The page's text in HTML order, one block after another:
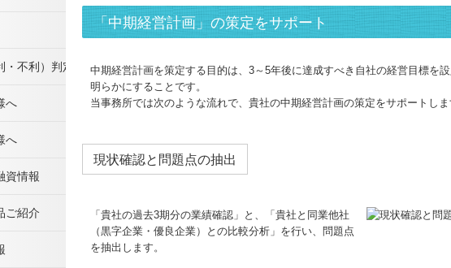
不利）判定
へ
へ
資情報
ご紹介
「中期経営計画」の策定をサポート
中期経営計画を策定する目的は、3～5年後に達成すべき自社の経営目標を
明らかにすることです。
当事務所では次のような流れで、貴社の中期経営計画の策定をサポートし
現状確認と問題点の抽出
「貴社の過去3期分の業績確認」と、「貴社と同業他社
（黒字企業・優良企業）との比較分析」を行い、問題点
を抽出します。